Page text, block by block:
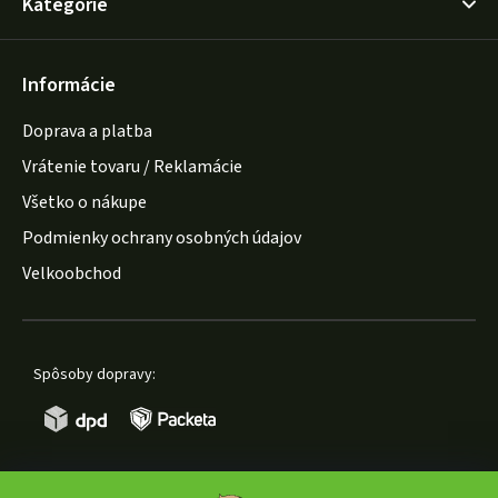
Informácie
Doprava a platba
Vrátenie tovaru / Reklamácie
Všetko o nákupe
Podmienky ochrany osobných údajov
Velkoobchod
Spôsoby dopravy: